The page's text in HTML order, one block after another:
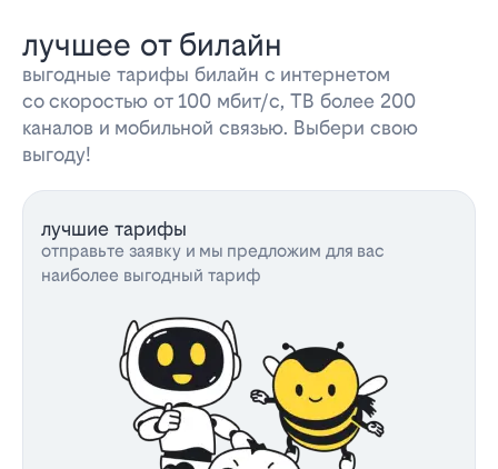
лучшее от билайн
выгодные тарифы билайн с интернетом
со скоростью от 100 мбит/с, ТВ более 200
каналов и мобильной связью. Выбери свою
выгоду!
лучшие тарифы
отправьте заявку и мы предложим для вас
наиболее выгодный тариф